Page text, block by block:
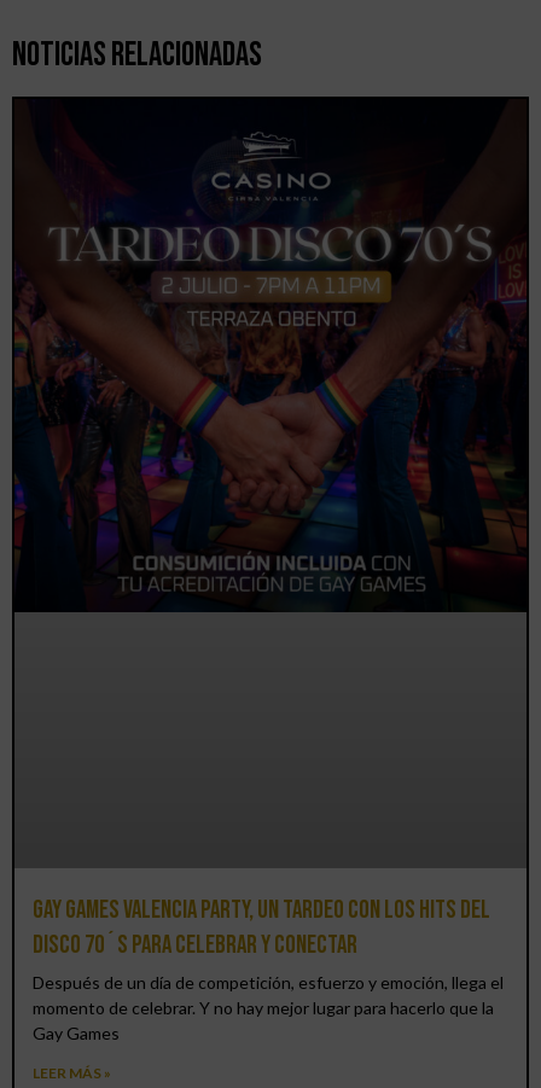
Noticias Relacionadas
Gay Games Valencia Party, un tardeo con los hits del
DISCO 70´S para celebrar y conectar
Después de un día de competición, esfuerzo y emoción, llega el
momento de celebrar. Y no hay mejor lugar para hacerlo que la
Gay Games
LEER MÁS »